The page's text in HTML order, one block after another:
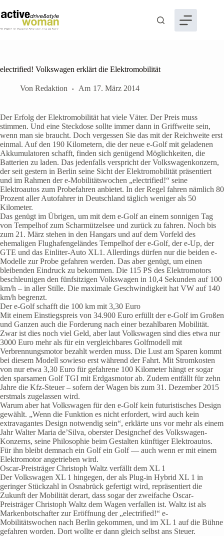
Inhalt
springen
electrified! Volkswagen erklärt die Elektromobilität
Von Redaktion Am 17. März 2014
Der Erfolg der Elektromobilität hat viele Väter. Der Preis muss
stimmen. Und eine Steckdose sollte immer dann in Griffweite sein,
wenn man sie braucht. Doch vergessen Sie das mit der Reichweite erst
einmal. Auf den 190 Kilometern, die der neue e-Golf mit geladenen
Akkumulatoren schafft, finden sich genügend Möglichkeiten, die
Batterien zu laden. Das jedenfalls verspricht der Volkswagenkonzern,
der seit gestern in Berlin seine Sicht der Elektromobilität präsentiert
und im Rahmen der e-Mobilitätswochen „electrified!“ seine
Elektroautos zum Probefahren anbietet. In der Regel fahren nämlich 80
Prozent aller Autofahrer in Deutschland täglich weniger als 50
Kilometer.
Das genügt im Übrigen, um mit dem e-Golf an einem sonnigen Tag
von Tempelhof zum Scharmützelsee und zurück zu fahren. Noch bis
zum 21. März stehen in den Hangars und auf dem Vorfeld des
ehemaligen Flughafengeländes Tempelhof der e-Golf, der e-Up, der
GTE und das Einliter-Auto XL1. Allerdings dürfen nur die beiden e-
Modelle zur Probe gefahren werden. Das aber genügt, um einen
bleibenden Eindruck zu bekommen. Die 115 PS des Elektromotors
beschleunigen den fünfsitzigen Volkswagen in 10,4 Sekunden auf 100
km/h – in aller Stille. Die maximale Geschwindigkeit hat VW auf 140
km/h begrenzt.
Der e-Golf schafft die 100 km mit 3,30 Euro
Mit einem Einstiegspreis von 34.900 Euro erfüllt der e-Golf im Großen
und Ganzen auch die Forderung nach einer bezahlbaren Mobilität.
Zwar ist dies noch viel Geld, aber laut Volkswagen sind dies etwa nur
3000 Euro mehr als für ein vergleichbares Golfmodell mit
Verbrennungsmotor bezahlt werden muss. Die Lust am Sparen kommt
bei diesem Modell sowieso erst während der Fahrt. Mit Stromkosten
von nur etwa 3,30 Euro für gefahrene 100 Kilometer hängt er sogar
den sparsamen Golf TGI mit Erdgasmotor ab. Zudem entfällt für zehn
Jahre die Kfz-Steuer – sofern der Wagen bis zum 31. Dezember 2015
erstmals zugelassen wird.
Warum aber hat Volkswagen für den e-Golf kein futuristisches Design
gewählt. „Wenn die Funktion es nicht erfordert, wird auch kein
extravagantes Design notwendig sein“, erklärte uns vor mehr als einem
Jahr Walter Maria de’Silva, oberster Designchef des Volkswagen-
Konzerns, seine Philosophie beim Gestalten künftiger Elektroautos.
Für ihn bleibt demnach ein Golf ein Golf — auch wenn er mit einem
Elektromotor angetrieben wird.
Oscar-Preisträger Christoph Waltz verfällt dem XL 1
Der Volkswagen XL 1 hingegen, der als Plug-in Hybrid XL 1 in
geringer Stückzahl in Osnabrück gefertigt wird, repräsentiert die
Zukunft der Mobilität derart, dass sogar der zweifache Oscar-
Preisträger Christoph Waltz dem Wagen verfallen ist. Waltz ist als
Markenbotschafter zur Eröffnung der „electrified!“ e-
Mobilitätswochen nach Berlin gekommen, und im XL 1 auf die Bühne
gefahren worden. Dort wollte er dann gleich selbst ans Steuer.